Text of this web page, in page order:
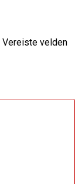
Vereiste velden